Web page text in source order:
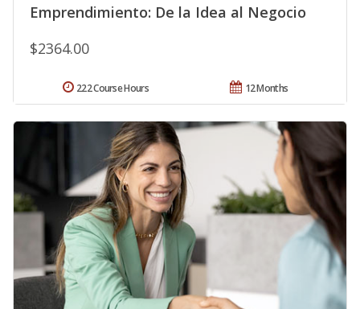
Emprendimiento: De la Idea al Negocio
$2364.00
12 Months
222 Course Hours